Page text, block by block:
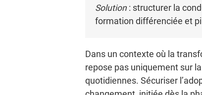
Solution : structurer la
formation différenciée et
Dans un contexte où la
repose pas uniquement sur
quotidiennes. Sécuriser